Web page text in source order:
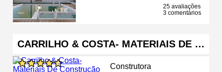
25 avaliações
3 comentários
CARRILHO & COSTA- MATERIAIS DE …
Construtora